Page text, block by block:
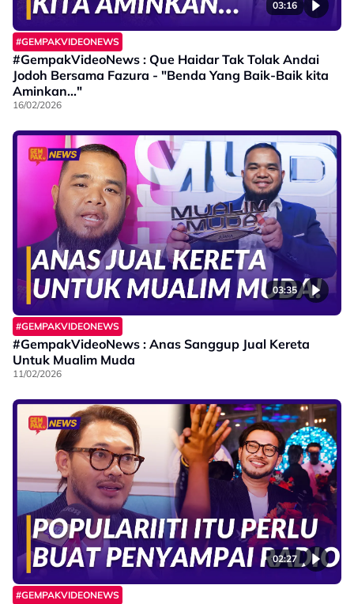
03:16
#GEMPAKVIDEONEWS
#GempakVideoNews : Que Haidar Tak Tolak Andai
Jodoh Bersama Fazura - "Benda Yang Baik-Baik kita
Aminkan..."
16/02/2026
03:35
#GEMPAKVIDEONEWS
#GempakVideoNews : Anas Sanggup Jual Kereta
Untuk Mualim Muda
11/02/2026
02:27
#GEMPAKVIDEONEWS